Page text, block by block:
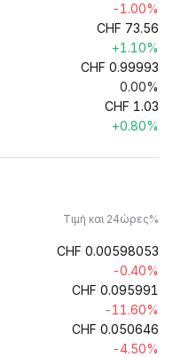
-1.00%
CHF 73.56
+1.10%
CHF 0.99993
0.00%
CHF 1.03
+0.80%
Τιμή και 24ώρες%
CHF 0.00598053
-0.40%
CHF 0.095991
-11.60%
CHF 0.050646
-4.50%